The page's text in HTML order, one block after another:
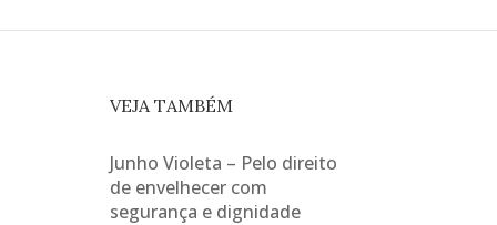
VEJA TAMBÉM
Junho Violeta – Pelo direito
de envelhecer com
segurança e dignidade